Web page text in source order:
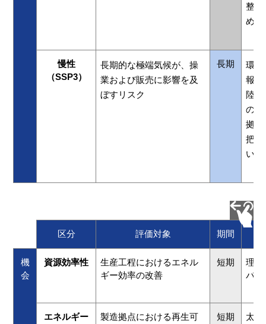
整え
めて
慢性
（SSP3）
長期的な極端気候が、操
業および販売に影響を及
ぼすリスク
長期
環境
報告
陸上
の頻
拠点
把握
いま
区分 評価対象 期間
機
会
資源効率性
生産工程におけるエネル
ギー効率の改善
短期
理論
バル
エネルギー
製造拠点における再生可
短期
太陽